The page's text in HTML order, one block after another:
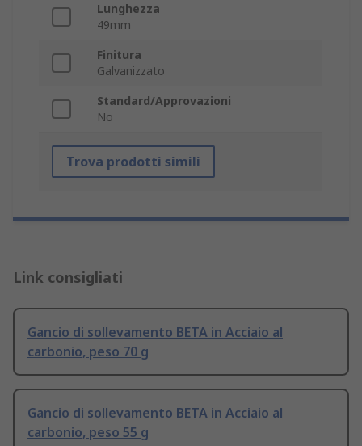
Lunghezza
49mm
Finitura
Galvanizzato
Standard/Approvazioni
No
Trova prodotti simili
Link consigliati
Gancio di sollevamento BETA in Acciaio al
carbonio, peso 70 g
Gancio di sollevamento BETA in Acciaio al
carbonio, peso 55 g